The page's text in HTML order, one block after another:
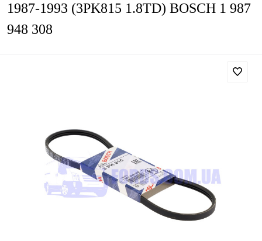
1987-1993 (3PK815 1.8TD) BOSCH 1 987
948 308